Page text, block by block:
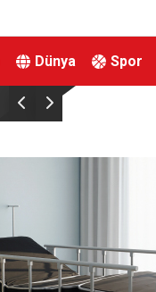
Dünya Spor
Bakan Şimşek, Gercüş’te